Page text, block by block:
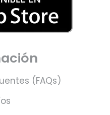
(FAQs)